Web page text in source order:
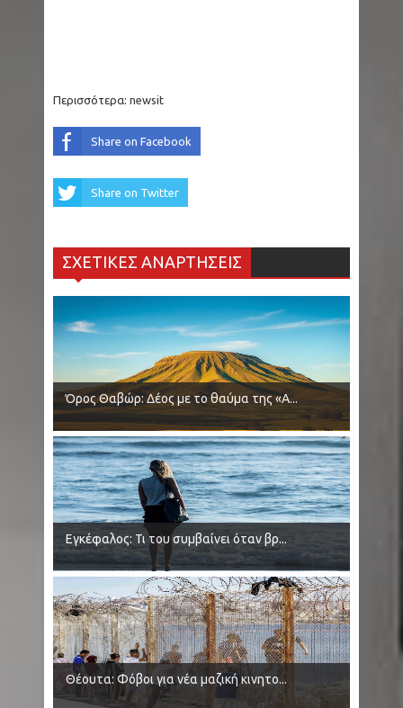
Περισσότερα: newsit
Share on Facebook
Share on Twitter
ΣΧΕΤΙΚΕΣ ΑΝΑΡΤΗΣΕΙΣ
Όρος Θαβώρ: Δέος με το θαύμα της «Α...
Εγκέφαλος: Τι του συμβαίνει όταν βρ...
Θέουτα: Φόβοι για νέα μαζική κινητο...